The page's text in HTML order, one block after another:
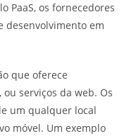
PaaS, os fornecedores
desenvolvimento em
que oferece
serviços da web. Os
um qualquer local
móvel. Um exemplo